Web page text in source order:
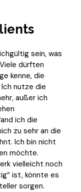
sein, was
dürften
kenne, die
nutze die
außer ich
ich die
zu sehr an die
Ich bin nicht
möchte.
vielleicht noch
ist, könnte es
sorgen.